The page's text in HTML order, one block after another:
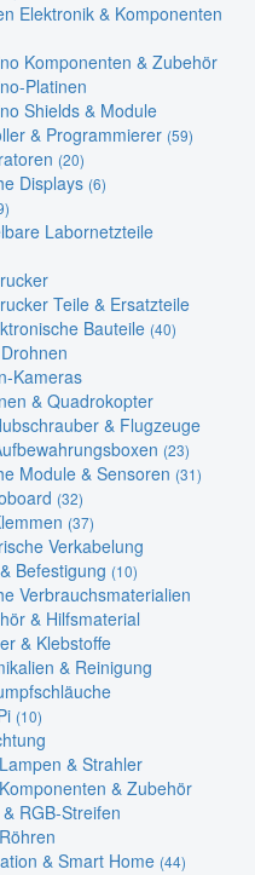
Elektronik & Komponenten
Komponenten & Zubehör
Platinen
Shields & Module
& Programmierer (59)
(20)
Displays (6)
Labornetzteile
Teile & Ersatzteile
Bauteile (40)
Kameras
& Quadrokopter
& Flugzeuge
(23)
Module & Sensoren (31)
(32)
(37)
Verkabelung
Befestigung (10)
Verbrauchsmaterialien
& Hilfsmaterial
& Klebstoffe
& Reinigung
(10)
& Strahler
& Zubehör
RGB-Streifen
& Smart Home (44)